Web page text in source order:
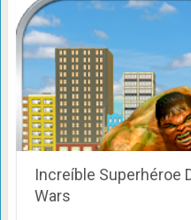
Increíble Superhéroe
Wars